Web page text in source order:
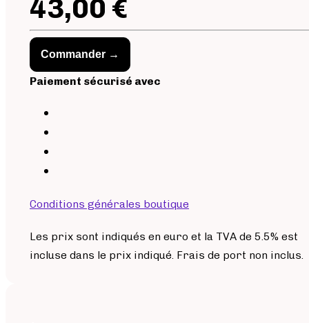
43,00 €
Commander →
Paiement sécurisé avec
Conditions générales boutique
Les prix sont indiqués en euro et la TVA de 5.5% est
incluse dans le prix indiqué. Frais de port non inclus.